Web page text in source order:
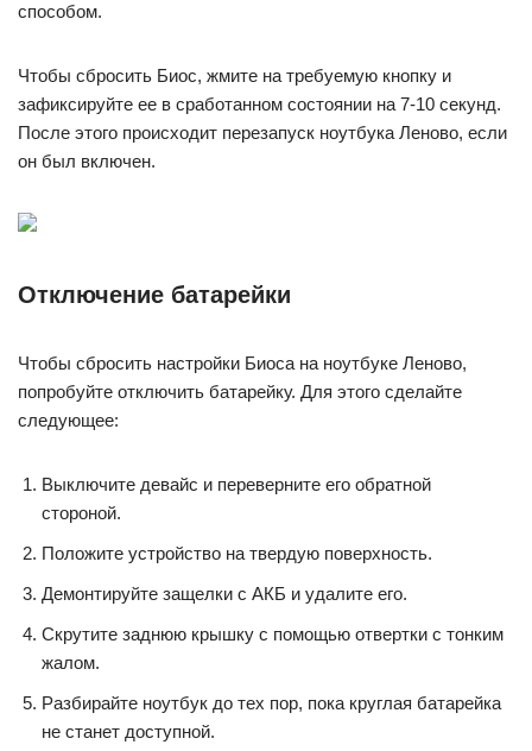
способом.
Чтобы сбросить Биос, жмите на требуемую кнопку и
зафиксируйте ее в сработанном состоянии на 7-10 секунд.
После этого происходит перезапуск ноутбука Леново, если
он был включен.
Отключение батарейки
Чтобы сбросить настройки Биоса на ноутбуке Леново,
попробуйте отключить батарейку. Для этого сделайте
следующее:
Выключите девайс и переверните его обратной
стороной.
Положите устройство на твердую поверхность.
Демонтируйте защелки с АКБ и удалите его.
Скрутите заднюю крышку с помощью отвертки с тонким
жалом.
Разбирайте ноутбук до тех пор, пока круглая батарейка
не станет доступной.